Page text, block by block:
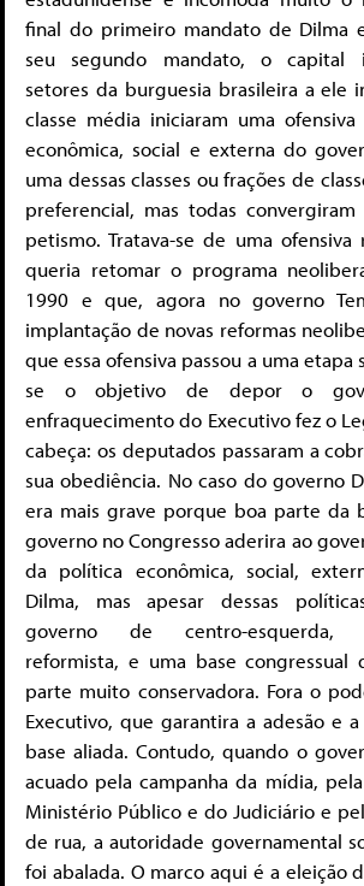
final do primeiro mandato de Dilma
seu segundo mandato, o capital
setores da burguesia brasileira a ele
classe média iniciaram uma
econômica, social e externa do
uma dessas classes ou frações de
preferencial, mas todas
petismo. Tratava-se de uma ofensiva
queria retomar o programa
1990 e que, agora no governo
implantação de novas reformas
que essa ofensiva passou a uma
se o objetivo de depor o
enfraquecimento do Executivo fez o
cabeça: os deputados passaram a
sua obediência. No caso do governo
era mais grave porque boa parte da
governo no Congresso aderira ao
da política econômica, social,
Dilma, mas apesar dessas
governo de centro-esquerda,
reformista, e uma base congressual
parte muito conservadora. Fora o
Executivo, que garantira a adesão e a
base aliada. Contudo, quando o
acuado pela campanha da mídia,
Ministério Público e do Judiciário e
de rua, a autoridade governamental
foi abalada. O marco aqui é a eleição